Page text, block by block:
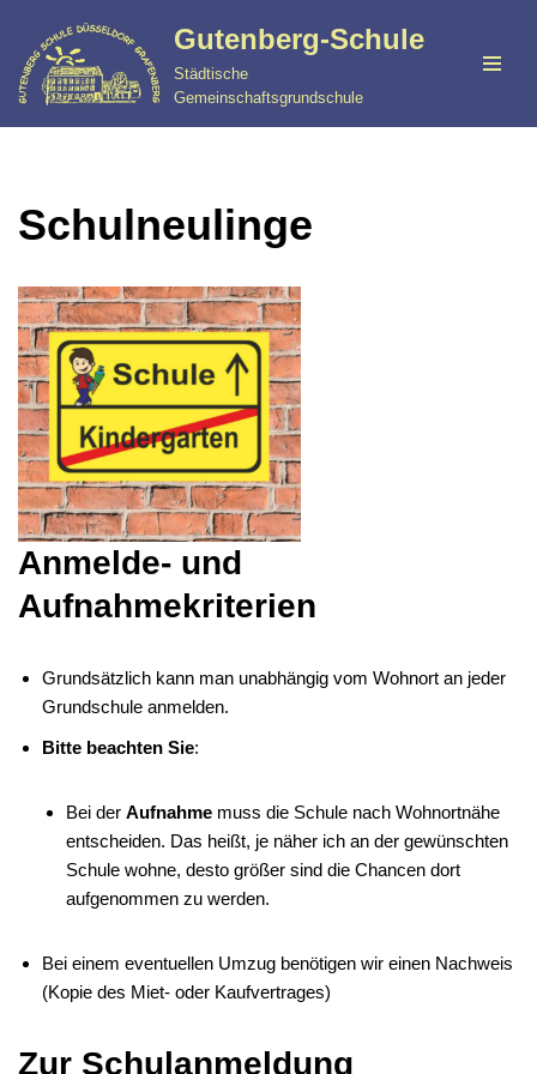
Zum
Inhalt
Gutenberg-Schule
Städtische
Gemeinschaftsgrundschule
Schulneulinge
Anmelde- und
Aufnahmekriterien
Grundsätzlich kann man unabhängig vom Wohnort an jeder
Grundschule anmelden.
Bitte beachten Sie:
Bei der Aufnahme muss die Schule nach Wohnortnähe
entscheiden. Das heißt, je näher ich an der gewünschten
Schule wohne, desto größer sind die Chancen dort
aufgenommen zu werden.
Bei einem eventuellen Umzug benötigen wir einen Nachweis
(Kopie des Miet- oder Kaufvertrages)
Zur Schulanmeldung